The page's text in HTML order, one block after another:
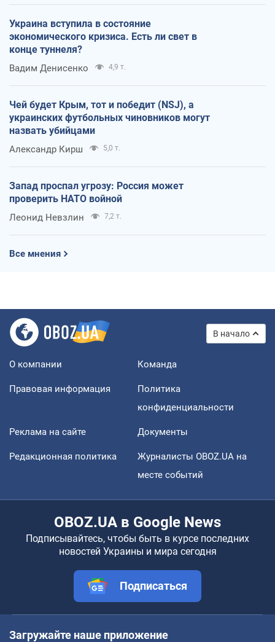
Украина вступила в состояние
экономического кризиса. Есть ли свет в
конце туннеля?
Вадим Денисенко 4,9 т.
Чей будет Крым, тот и победит (NSJ), а
украинских футбольных чиновников могут
назвать убийцами
Александр Кирш 5,0 т.
Запад проспал угрозу: Россия может
проверить НАТО войной
Леонид Невзлин 7,2 т.
Все мнения
В начало
О компании Команда
Правовая информация
Политика
конфиденциальности
Реклама на сайте Документы
Редакционная политика
Журналисты OBOZ.UA на
месте событий
OBOZ.UA в Google News
Подписывайтесь, чтобы быть в курсе последних
новостей Украины и мира сегодня
Подписаться
Загружайте наше приложение